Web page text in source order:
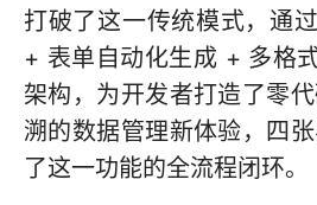
打破了这一传统模式，通
+ 表单自动化生成 + 多格
架构，为开发者打造了零
溯的数据管理新体验，四
了这一功能的全流程闭环。